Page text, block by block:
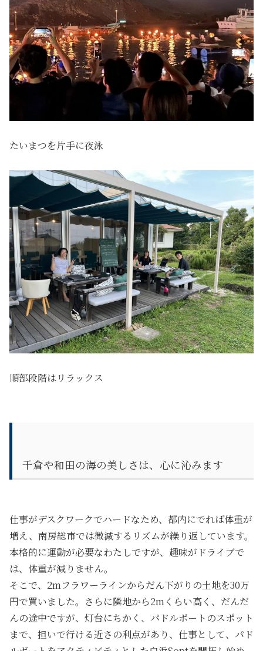
たいまつを片手に夜泳
順部段階はリラックス
千倉や和田の海の美しさは、心に沁みます
仕事がデスクワークでハードなため、都内にでれば体重が
増え、南房総市では微減するリズムが繰り返しています。
本格的に運動が必要なわたしですが、趣味がドライブで
は、体重が減りません。
そこで、2mフラワーラインからだん下がりの土地を30万
円で買いました。さらに隣地から2mくらい高く、だんだ
んの途中ですが、灯台にちかく、パドルボートのスポット
まで、担いで行ける近さの利点があり、仕事として、パド